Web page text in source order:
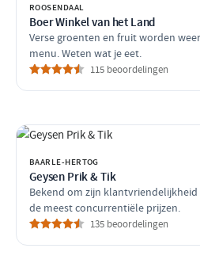
ROOSENDAAL
Boer Winkel van het Land
Verse groenten en fruit worden
menu. Weten wat je eet.
115 beoordelingen
BAARLE-HERTOG
Geysen Prik & Tik
Bekend om zijn
de meest concurrentiële prijzen.
135 beoordelingen